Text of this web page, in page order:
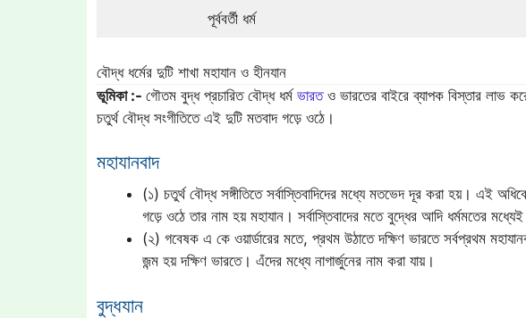
পূর্ববর্তী ধর্ম
বৌদ্ধ ধর্মের দুটি শাখা মহাযান ও হীনযান
ভূমিকা :- গৌতম বুদ্ধ প্রচারিত বৌদ্ধ ধর্মভারতও ভারতের বাইরে ব্যাপক বিস্তার লাভ
চতুর্থ বৌদ্ধ সংগীতিতে এই দুটি মতবাদ গড়ে ওঠে।
মহাযানবাদ
(১) চতুর্থ বৌদ্ধ সঙ্গীতিতে সর্বাস্তিবাদিদের মধ্যে মতভেদ দূর করা হয়। এই
গড়ে ওঠে তার নাম হয় মহাযান। সর্বাস্তিবাদের মতে বুদ্ধের আদি ধর্মমতের মধ্যেই
(২) গবেষক এ কে ওয়ার্ডারের মতে, প্রথম উঠাতে দক্ষিণ ভারতে সর্বপ্রথম
জন্ম হয় দক্ষিণ ভারতে। এঁদের মধ্যে নাগার্জুনের নাম করা যায়।
বুদ্ধযান